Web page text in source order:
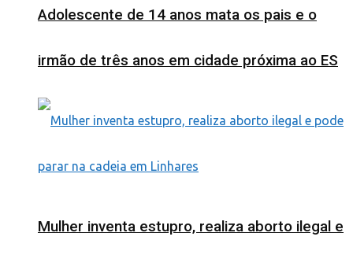
Adolescente de 14 anos mata os pais e o
irmão de três anos em cidade próxima ao ES
Mulher inventa estupro, realiza aborto ilegal e